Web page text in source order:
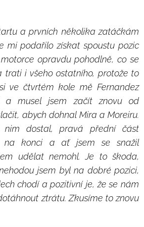
a prvních několika zatáčkám
mi podařilo získat spoustu pozic
opravdu pohodlně, co se
trati i všeho ostatního, protože to
ve čtvrtém kole mě Fernandez
a musel jsem začít znovu od
abych dohnal Mira a Moreiru.
dostal, pravá přední část
na konci a ať jsem se snažil
udělat nemohl. Je to škoda,
jsem byl na dobré pozici,
chodí a pozitivní je, že se nám
ztrátu. Zkusíme to znovu